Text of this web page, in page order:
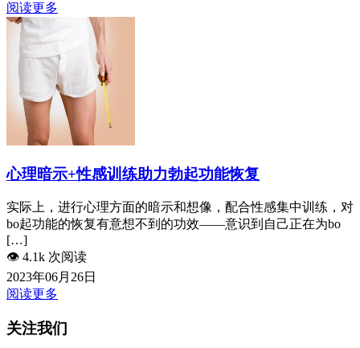
阅读更多
心理暗示+性感训练助力勃起功能恢复
实际上，进行心理方面的暗示和想像，配合性感集中训练，对
bo起功能的恢复有意想不到的功效——意识到自己正在为bo
[…]
👁️ 4.1k 次阅读
2023年06月26日
阅读更多
关注我们